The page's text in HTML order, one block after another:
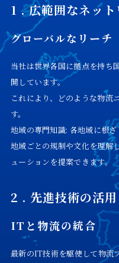
1 . 広範囲なネット
グローバルな リーチ
当社は世界各国に拠点を持ち
開しています。
これにより、どのような物流
す。
地域の専門知識: 各地域に根
地域ごとの規制や文化を理解
ューションを提案できます。
2 . 先進技術の活用
ITと物流の統合
最新のIT技術を駆使して物流